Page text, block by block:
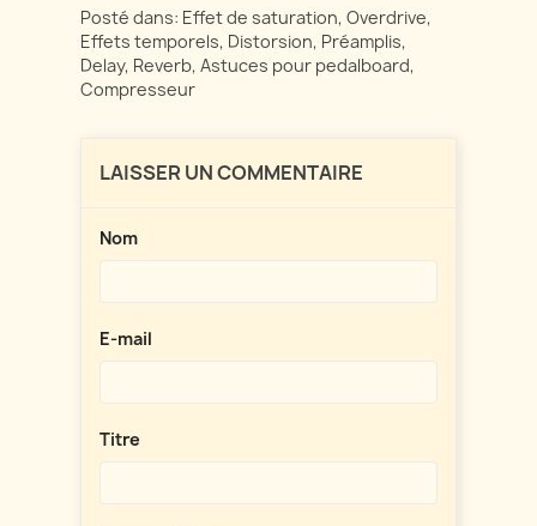
Posté dans: Effet de saturation,Overdrive,
Effets temporels, Distorsion, Préamplis,
Delay, Reverb,Astuces pour pedalboard,
Compresseur
LAISSER UN COMMENTAIRE
Nom
E-mail
Titre